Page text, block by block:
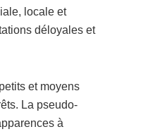
locale et
déloyales et
et moyens
La pseudo-
à